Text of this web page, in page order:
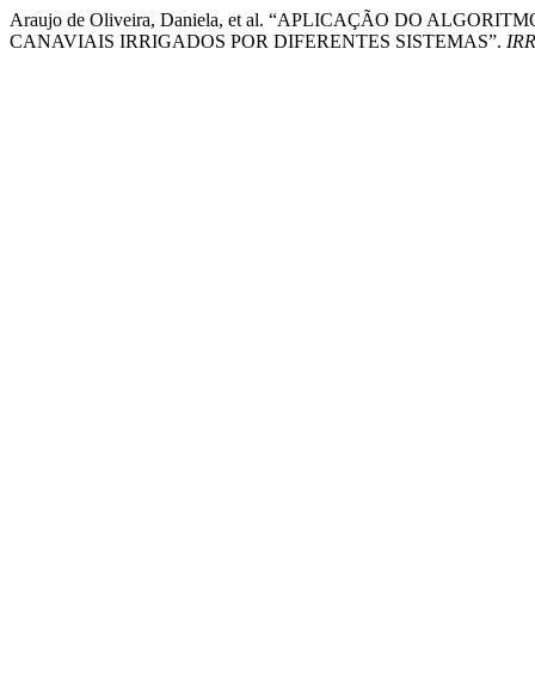
Araujo de Oliveira, Daniela, et al. “APLICAÇÃO DO
CANAVIAIS IRRIGADOS POR DIFERENTES SISTEMAS”.